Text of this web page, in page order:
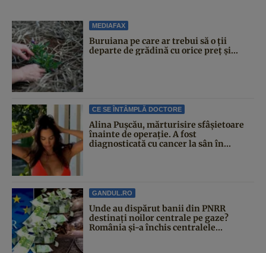
MEDIAFAX
Buruiana pe care ar trebui să o ții
departe de grădină cu orice preț și...
CE SE ÎNTÂMPLĂ DOCTORE
Alina Pușcău, mărturisire sfâșietoare
înainte de operație. A fost
diagnosticată cu cancer la sân în...
GANDUL.RO
Unde au dispărut banii din PNRR
destinați noilor centrale pe gaze?
România și-a închis centralele...